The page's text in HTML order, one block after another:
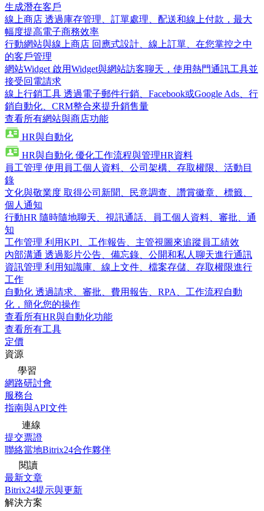
生成潛在客戶
線上商店 透過庫存管理、訂單處理、配送和線上付款，最大
幅度提高電子商務效率
行動網站與線上商店 回應式設計、線上訂單、在您掌控之中
的客戶管理
網站Widget 啟用Widget與網站訪客聊天，使用熱門通訊工具並
接受回電請求
線上行銷工具 透過電子郵件行銷、Facebook或Google Ads、行
銷自動化、CRM整合來提升銷售量
查看所有網站與商店功能
HR與自動化
HR與自動化 優化工作流程與管理HR資料
員工管理 使用員工個人資料、公司架構、存取權限、活動目
錄
文化與敬業度 取得公司新聞、民意調查、讚賞徽章、標籤、
個人通知
行動HR 隨時隨地聊天、視訊通話、員工個人資料、審批、通
知
工作管理 利用KPI、工作報告、主管視圖來追蹤員工績效
內部溝通 透過影片公告、備忘錄、公開和私人聊天進行通訊
資訊管理 利用知識庫、線上文件、檔案存儲、存取權限進行
工作
自動化 透過請求、審批、費用報告、RPA、工作流程自動
化，簡化您的操作
查看所有HR與自動化功能
查看所有工具
定價
資源
學習
網路研討會
服務台
指南與API文件
連線
提交票證
聯絡當地Bitrix24合作夥伴
閱讀
最新文章
Bitrix24提示與更新
解決方案